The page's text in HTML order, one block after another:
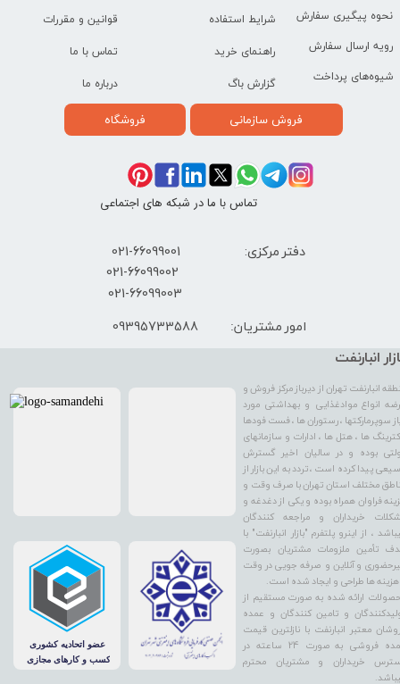
انبارنفت
انبارنفت تهران از دیرباز مرکز فروش و
انواع موادغذایی و بهداشتی مورد
سوپرمارکتها ، رستوران ها ، فست فودها
ها ، هتل ها ، ادارات و سازمانهای
بوده و در سالیان اخیر گسترش
پیدا کرده است ، تردد به این بازار از
مختلف استان تهران با صرف وقت و
فراوان همراه بوده و یکی از دغدغه و
خریداران و مراجعه کنندگان
، از اینرو پلتفرم "بازار انبارنفت" با
تأمین ملزومات مشتریان بصورت
و آنلاین و صرفه جویی در وقت
ها طراحی و ایجاد شده است.
ارائه شده به صورت مستقیم از
و تامین کنندگان و عمده
معتبر انبارنفت با نازلترین قیمت
عمده فروشی به صورت 24 ساعته در
خریداران و مشتریان محترم
نحوه پیگیری سفارش
رویه ارسال سفارش
شیوه‌های پرداخت
شرایط استفاده
راهنمای خرید
گزارش باگ
قوانین و مقررات
تماس با ما
درباره ما
فروش سازمانی فروشگاه
دفتر مرکزی: 66099001-021
امور مشتریان:
​021-66099002
تماس با ما در شبکه های اجتماعی